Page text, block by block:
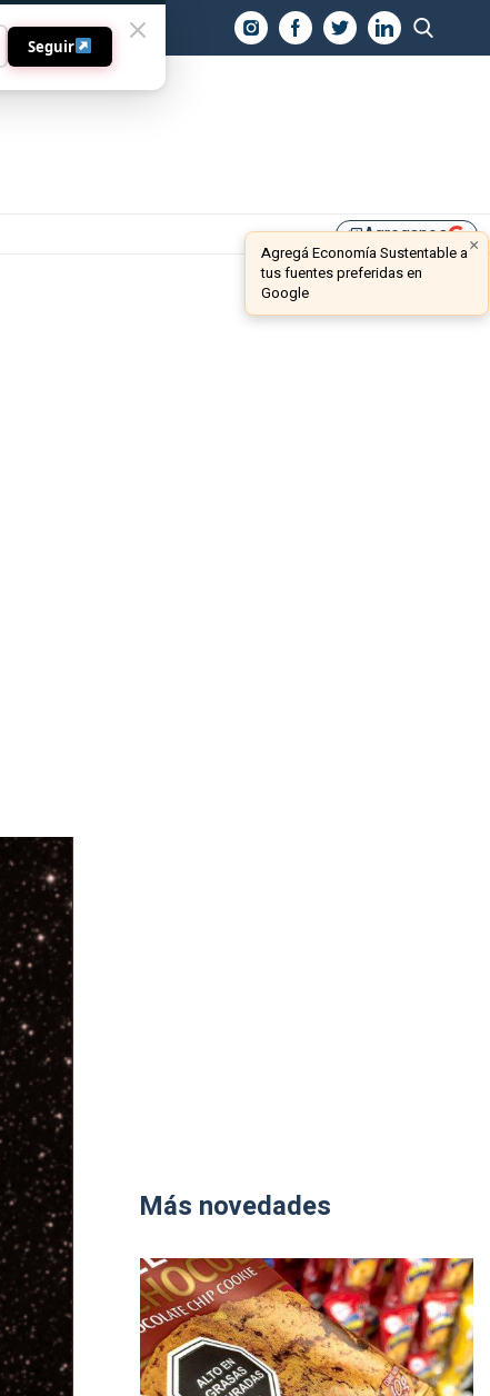
library_addAgreganos ×
Agregá Economía Sustentable a
tus fuentes preferidas en
Google
Más novedades
Seguir